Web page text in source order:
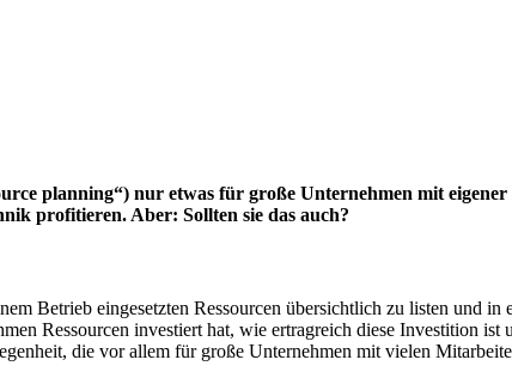
planning“) nur etwas für große Unternehmen mit
profitieren. Aber: Sollten sie das auch?
Betrieb eingesetzten Ressourcen übersichtlich zu listen und
Ressourcen investiert hat, wie ertragreich diese Investition
die vor allem für große Unternehmen mit vielen